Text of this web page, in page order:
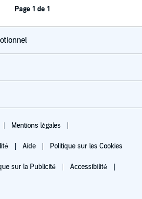
Page 1 de 1
Mentions légales
Aide Politique sur les Cookies
sur la Publicité Accessibilité